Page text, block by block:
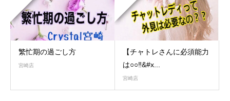
繁忙期の過ごし方
宮崎店
【チャトレさんに必須能力
は○○‼&#x...
宮崎店